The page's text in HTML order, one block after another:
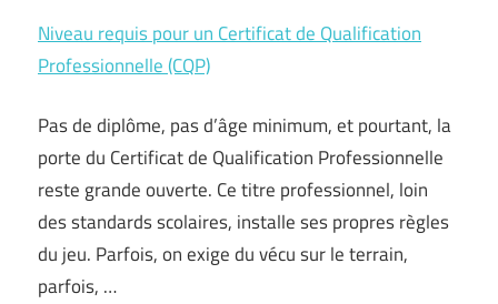
Niveau requis pour un Certificat de Qualification
Professionnelle (CQP)
Pas de diplôme, pas d’âge minimum, et pourtant, la
porte du Certificat de Qualification Professionnelle
reste grande ouverte. Ce titre professionnel, loin
des standards scolaires, installe ses propres règles
du jeu. Parfois, on exige du vécu sur le terrain,
parfois, …